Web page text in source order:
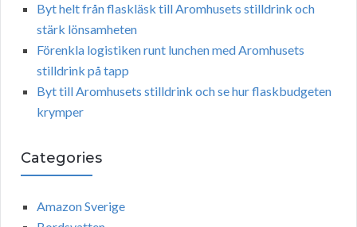
Byt helt från flaskläsk till Aromhusets stilldrink och
stärk lönsamheten
Förenkla logistiken runt lunchen med Aromhusets
stilldrink på tapp
Byt till Aromhusets stilldrink och se hur flaskbudgeten
krymper
Categories
Amazon Sverige